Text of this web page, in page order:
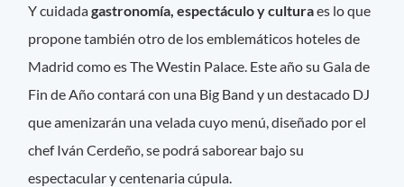
Y cuidadagastronomía, espectáculo y culturaes lo que
propone también otro de los emblemáticos hoteles de
Madrid como es The Westin Palace. Este año su Gala de
Fin de Año contará con una Big Band y un destacado DJ
que amenizarán una velada cuyo menú, diseñado por el
chef Iván Cerdeño, se podrá saborear bajo su
espectacular y centenaria cúpula.